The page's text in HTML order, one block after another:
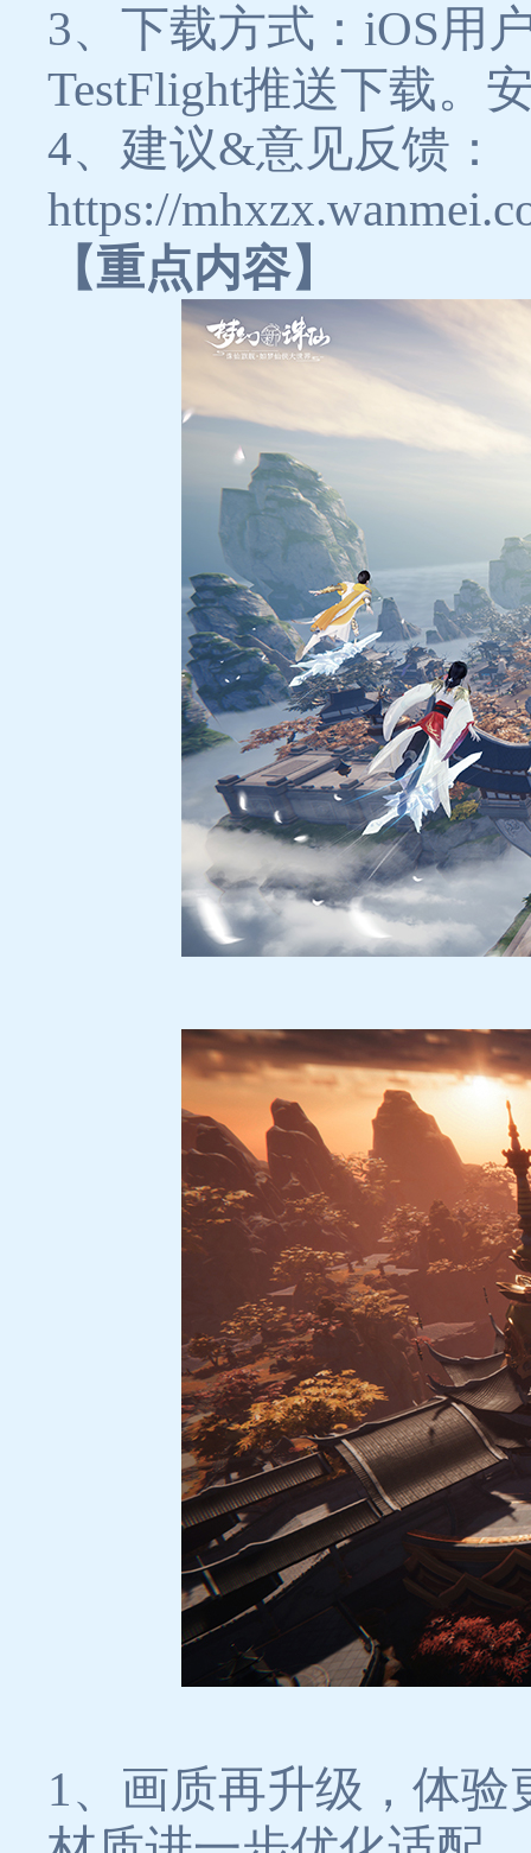
3、 下载方式：iOS用
TestFlight推送下载。
4、 建议&意见反馈：
https://
【重点内容】
1、画质再升级，体验